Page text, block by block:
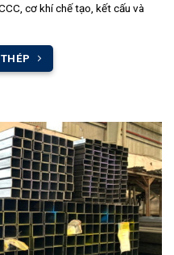
cơ khí chế tạo, kết cấu và